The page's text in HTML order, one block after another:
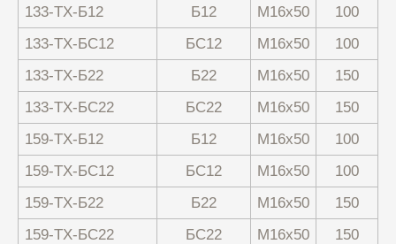
133-ТХ-Б12
Б12 М16х50
100
133-ТХ-БС12
БС12 М16х50
100
133-ТХ-Б22
Б22 М16х50
150
133-ТХ-БС22
БС22 М16х50
150
159-ТХ-Б12
Б12 М16х50
100
159-ТХ-БС12
БС12 М16х50
100
159-ТХ-Б22
Б22 М16х50
150
159-ТХ-БС22
БС22 М16х50
150